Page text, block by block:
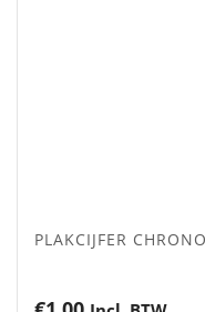
PLAKCIJFER CHRONO